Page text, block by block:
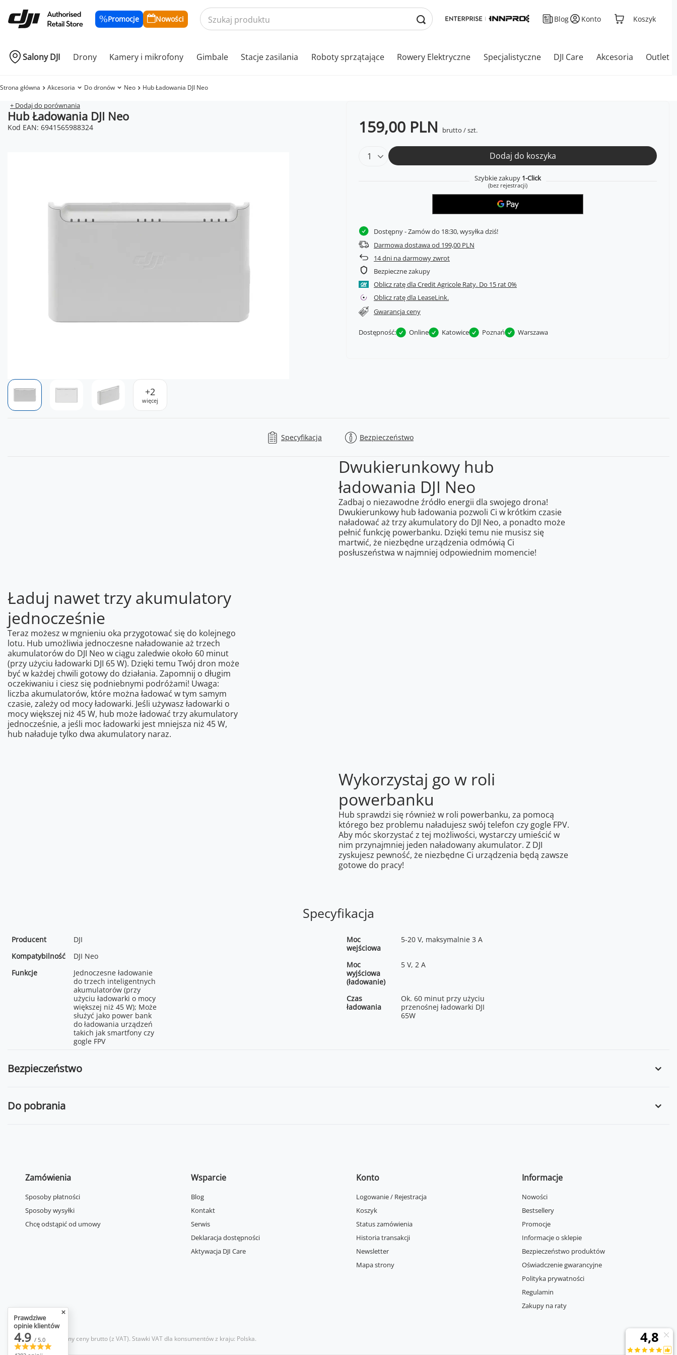
Promocje Nowości Blog Konto Koszyk
Salony DJI Drony Kamery i mikrofony Gimbale Stacje zasilania Roboty sprzątające Rowery Elektryczne Specjalistyczne DJI Care Akcesoria Outlet
Strona główna Akcesoria Do dronów Neo Hub Ładowania DJI Neo
+ Dodaj do porównania
Hub Ładowania DJI Neo
Kod EAN: 6941565988324
+2
więcej
159,00 PLN brutto /szt.
Dodaj do koszyka
Szybkie zakupy 1-Click
(bez rejestracji)
Dostępny- Zamów do 18:30, wysyłka dziś!
Darmowa dostawa od 199,00 PLN
14dni na darmowy zwrot
Bezpieczne zakupy
Oblicz ratę dla Credit Agricole Raty.
Oblicz ratę dla LeaseLink.
Gwarancja ceny
Dostępność: Online Katowice Poznań Warszawa
Specyfikacja Bezpieczeństwo
Dwukierunkowy hub
ładowania DJI Neo
Zadbaj o niezawodne źródło energii dla swojego drona!
Dwukierunkowy hub ładowania pozwoli Ci w krótkim czasie
naładować aż trzy akumulatory do DJI Neo, a ponadto może
pełnić funkcję powerbanku. Dzięki temu nie musisz się
martwić, że niezbędne urządzenia odmówią Ci
posłuszeństwa w najmniej odpowiednim momencie!
Ładuj nawet trzy akumulatory
jednocześnie
Teraz możesz w mgnieniu oka przygotować się do kolejnego
lotu. Hub umożliwia jednoczesne naładowanie aż trzech
akumulatorów do DJI Neo w ciągu zaledwie około 60 minut
(przy użyciu ładowarki DJI 65 W). Dzięki temu Twój dron może
być w każdej chwili gotowy do działania. Zapomnij o długim
oczekiwaniu i ciesz się podniebnymi podróżami! Uwaga:
liczba akumulatorów, które można ładować w tym samym
czasie, zależy od mocy ładowarki. Jeśli używasz ładowarki o
mocy większej niż 45 W, hub może ładować trzy akumulatory
jednocześnie, a jeśli moc ładowarki jest mniejsza niż 45 W,
hub naładuje tylko dwa akumulatory naraz.
Wykorzystaj go w roli
powerbanku
Hub sprawdzi się również w roli powerbanku, za pomocą
którego bez problemu naładujesz swój telefon czy gogle FPV.
Aby móc skorzystać z tej możliwości, wystarczy umieścić w
nim przynajmniej jeden naładowany akumulator. Z DJI
zyskujesz pewność, że niezbędne Ci urządzenia będą zawsze
gotowe do pracy!
Specyfikacja
Producent
DJI
Kompatybilność
DJI Neo
Funkcje
Jednoczesne ładowanie
do trzech inteligentnych
akumulatorów (przy
użyciu ładowarki o mocy
większej niż 45 W); Może
służyć jako power bank
do ładowania urządzeń
takich jak smartfony czy
gogle FPV
Moc
wejściowa
5-20 V, maksymalnie 3 A
Moc
wyjściowa
(ładowanie)
5 V, 2 A
Czas
ładowania
Ok. 60 minut przy użyciu
przenośnej ładowarki DJI
65W
Bezpieczeństwo
Do pobrania
Zamówienia
Sposoby płatności
Sposoby wysyłki
Chcę odstąpić od umowy
Wsparcie
Blog
Kontakt
Serwis
Deklaracja dostępności
Aktywacja DJI Care
Konto
Logowanie / Rejestracja
Koszyk
Status zamówienia
Historia transakcji
Newsletter
Mapa strony
Informacje
Nowości
Bestsellery
Promocje
Informacje o sklepie
Bezpieczeństwo produktów
Oświadczenie gwarancyjne
Polityka prywatności
Regulamin
Zakupy na raty
W sklepie prezentujemy ceny brutto (z VAT). Stawki VAT dla konsumentów z kraju: Polska.
Prawdziwe
opinie klientów
4.9 / 5.0